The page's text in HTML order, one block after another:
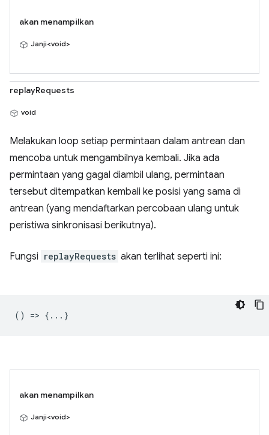
akan menampilkan
Janji<void>
replayRequests
void
Melakukan loop setiap permintaan dalam antrean dan
mencoba untuk mengambilnya kembali. Jika ada
permintaan yang gagal diambil ulang, permintaan
tersebut ditempatkan kembali ke posisi yang sama di
antrean (yang mendaftarkan percobaan ulang untuk
peristiwa sinkronisasi berikutnya).
Fungsi replayRequests akan terlihat seperti ini:
() => {...}
akan menampilkan
Janji<void>